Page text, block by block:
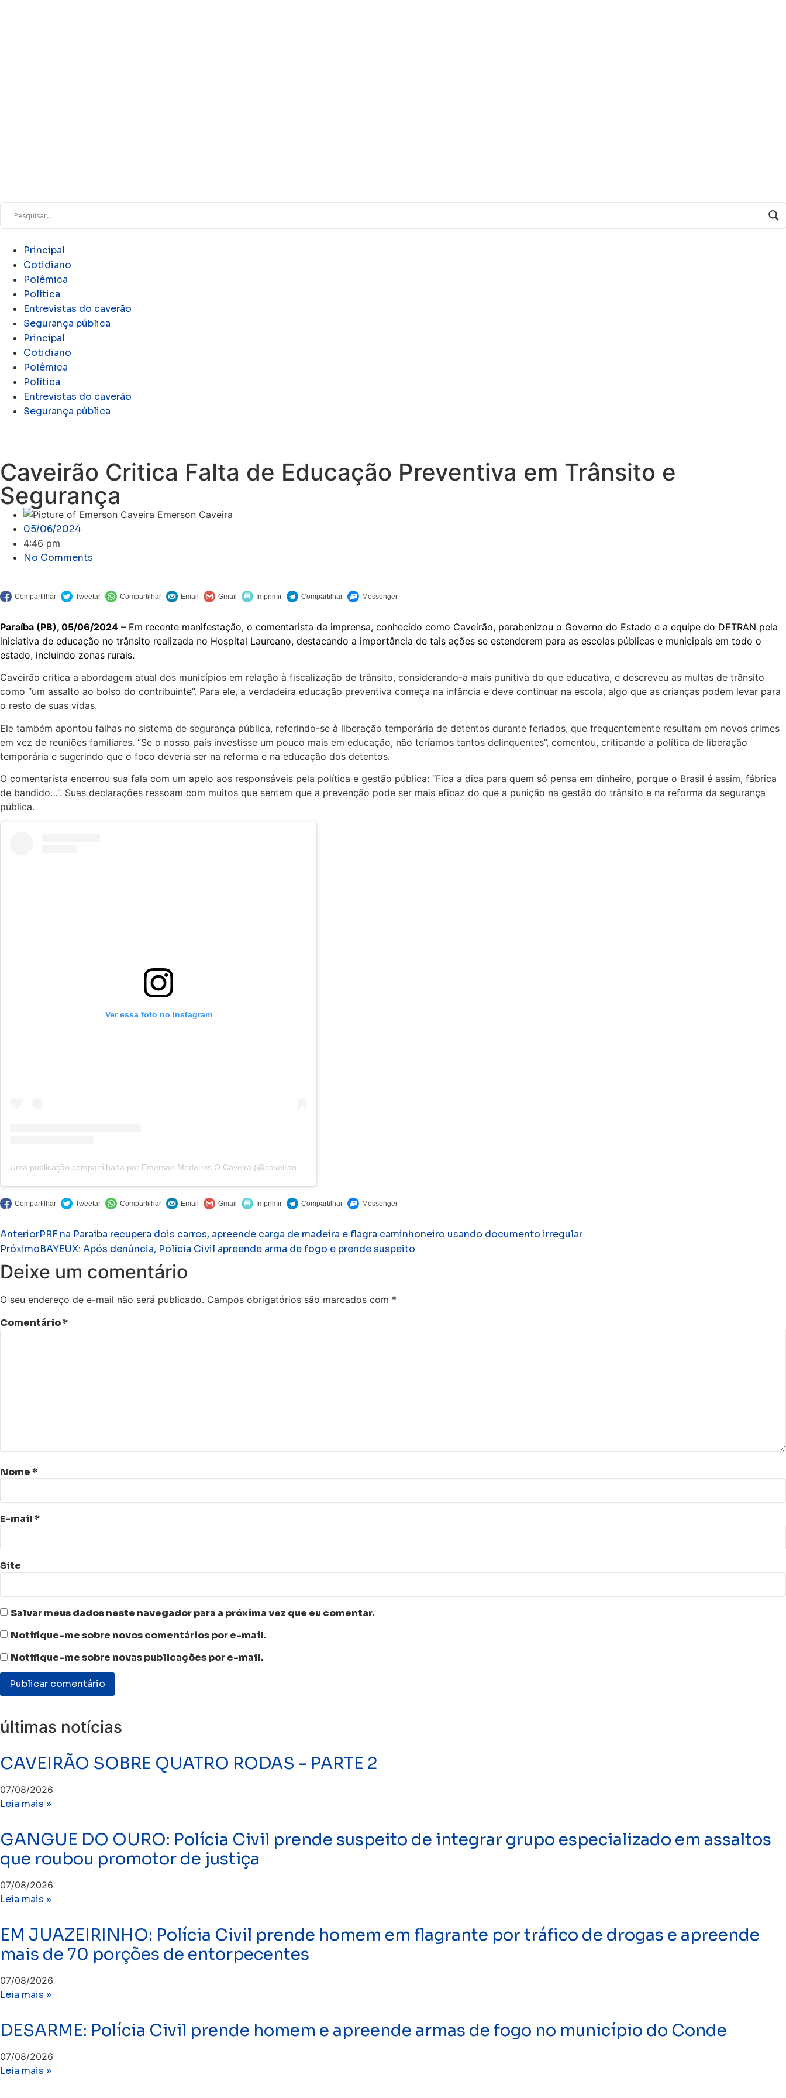
Principal
Cotidiano
Polêmica
Política
Entrevistas do caverão
Segurança pública
Principal
Cotidiano
Polêmica
Política
Entrevistas do caverão
Segurança pública
Caveirão Critica Falta de Educação Preventiva em Trânsito e
Segurança
Emerson Caveira
05/06/2024
4:46 pm
No Comments
Paraíba (PB), 05/06/2024 – Em recente manifestação, o comentarista da imprensa, conhecido como Caveirão, parabenizou o Governo do Estado e a equipe do DETRAN pela
iniciativa de educação no trânsito realizada no Hospital Laureano, destacando a importância de tais ações se estenderem para as escolas públicas e municipais em todo o
estado, incluindo zonas rurais.
Caveirão critica a abordagem atual dos municípios em relação à fiscalização de trânsito, considerando-a mais punitiva do que educativa, e descreveu as multas de trânsito
como “um assalto ao bolso do contribuinte”. Para ele, a verdadeira educação preventiva começa na infância e deve continuar na escola, algo que as crianças podem levar para
o resto de suas vidas.
Ele também apontou falhas no sistema de segurança pública, referindo-se à liberação temporária de detentos durante feriados, que frequentemente resultam em novos crimes
em vez de reuniões familiares. “Se o nosso país investisse um pouco mais em educação, não teríamos tantos delinquentes”, comentou, criticando a política de liberação
temporária e sugerindo que o foco deveria ser na reforma e na educação dos detentos.
O comentarista encerrou sua fala com um apelo aos responsáveis pela política e gestão pública: “Fica a dica para quem só pensa em dinheiro, porque o Brasil é assim, fábrica
de bandido…”. Suas declarações ressoam com muitos que sentem que a prevenção pode ser mais eficaz do que a punição na gestão do trânsito e na reforma da segurança
pública.
Ver essa foto no Instagram
AnteriorPRF na Paraíba recupera dois carros, apreende carga de madeira e flagra caminhoneiro usando documento irregular
PróximoBAYEUX: Após denúncia, Polícia Civil apreende arma de fogo e prende suspeito
Deixe um comentário
O seu endereço de e-mail não será publicado. Campos obrigatórios são marcados com *
Comentário*
Nome*
E-mail*
Site
Salvar meus dados neste navegador para a próxima vez que eu comentar.
Notifique-me sobre novos comentários por e-mail.
Notifique-me sobre novas publicações por e-mail.
últimas notícias
CAVEIRÃO SOBRE QUATRO RODAS – PARTE 2
07/08/2026
Leia mais »
GANGUE DO OURO: Polícia Civil prende suspeito de integrar grupo especializado em assaltos
que roubou promotor de justiça
07/08/2026
Leia mais »
EM JUAZEIRINHO: Polícia Civil prende homem em flagrante por tráfico de drogas e apreende
mais de 70 porções de entorpecentes
07/08/2026
Leia mais »
DESARME: Polícia Civil prende homem e apreende armas de fogo no município do Conde
07/08/2026
Leia mais »